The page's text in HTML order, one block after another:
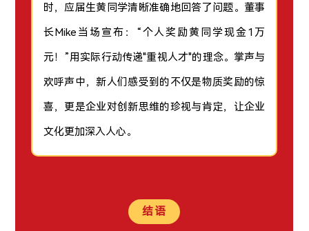
时，应届生黄同学清晰准确地回答了问题。董事
长Mike当场宣布：“个人奖励黄同学现金1万
元！”用实际行动传递"重视人才"的理念。掌声与
欢呼声中，新人们感受到的不仅是物质奖励的惊
喜，更是企业对创新思维的珍视与肯定，让企业
文化更加深入人心。
结语